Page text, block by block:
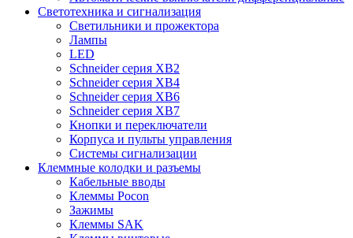
Светотехника и сигнализация
Светильники и прожектора
Лампы
LED
Schneider серия XB2
Schneider серия XB4
Schneider серия XB6
Schneider серия XB7
Кнопки и переключатели
Корпуса и пульты управления
Системы сигнализации
Клеммные колодки и разъемы
Кабельные вводы
Клеммы Pocon
Зажимы
Клеммы SAK